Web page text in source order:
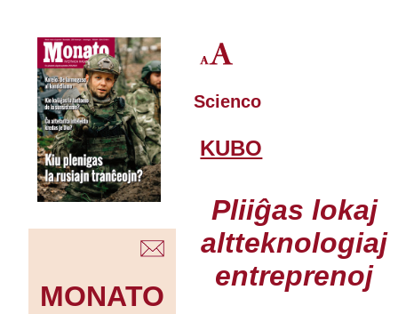
MONATO
Scienco
KUBO
Pliiĝas lokaj
altteknologiaj
entreprenoj